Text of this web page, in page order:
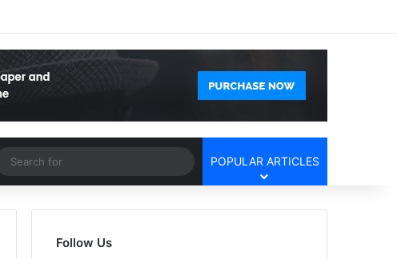
Article
Search
for
POPULAR ARTICLES
Follow Us